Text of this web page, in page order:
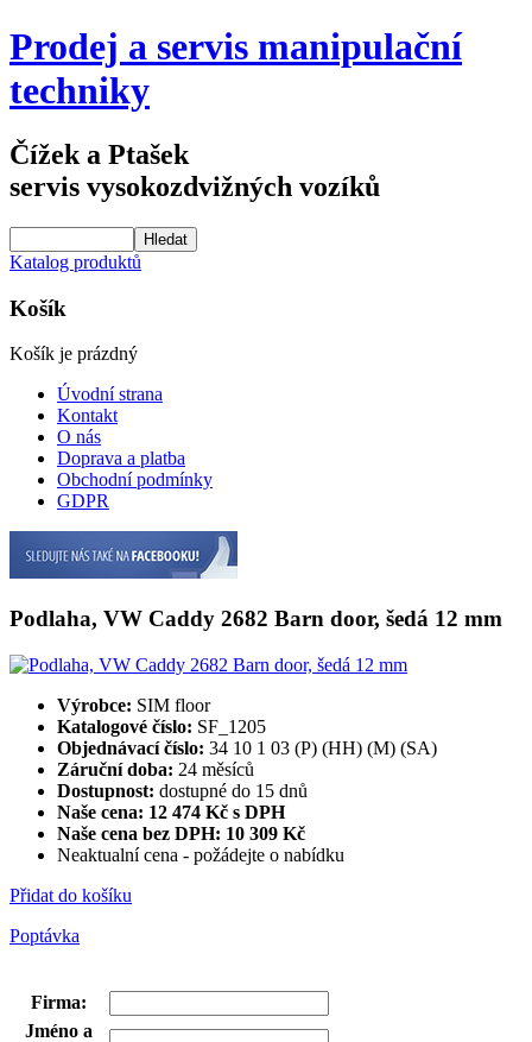
Prodej a servis manipulační
techniky
Čížek a Ptašek
servis vysokozdvižných vozíků
Katalog produktů
Košík
Košík je prázdný
Úvodní strana
Kontakt
O nás
Doprava a platba
Obchodní podmínky
GDPR
Podlaha, VW Caddy 2682 Barn door, šedá 12 mm
Výrobce: SIM floor
Katalogové číslo: SF_1205
Objednávací číslo: 34 10 1 03 (P) (HH) (M) (SA)
Záruční doba: 24 měsíců
Dostupnost: dostupné do 15 dnů
Naše cena: 12 474 Kč s DPH
Naše cena bez DPH: 10 309 Kč
Neaktualní cena - požádejte o nabídku
Přidat do košíku
Poptávka
Firma:
Jméno a